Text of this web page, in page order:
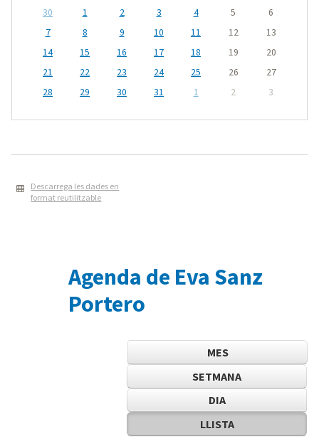
30
1 2 3 4 5
6
7
8 9 10 11 12
13
14
15 16 17 18 19
20
21
22 23 24 25 26
27
28
29 30 31 1 2 3
Descarrega les dades en
format reutilitzable
Agenda de Eva Sanz
Portero
MES
SETMANA
DIA
LLISTA